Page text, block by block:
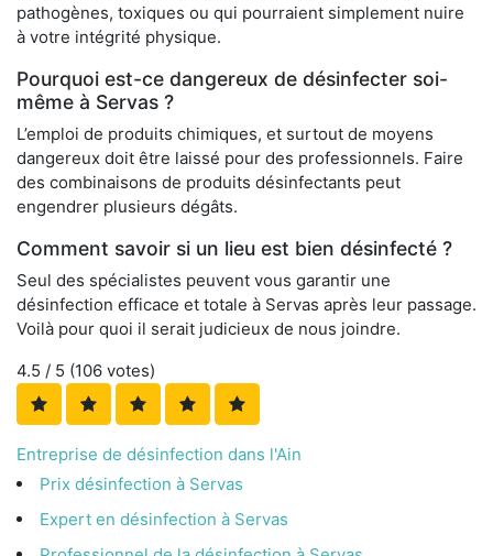
pathogènes, toxiques ou qui pourraient simplement nuire
à votre intégrité physique.
Pourquoi est-ce dangereux de désinfecter soi-
même à Servas ?
L’emploi de produits chimiques, et surtout de moyens
dangereux doit être laissé pour des professionnels. Faire
des combinaisons de produits désinfectants peut
engendrer plusieurs dégâts.
Comment savoir si un lieu est bien désinfecté ?
Seul des spécialistes peuvent vous garantir une
désinfection efficace et totale à Servas après leur passage.
Voilà pour quoi il serait judicieux de nous joindre.
4.5 / 5 (106 votes)
Entreprise de désinfection dans l'Ain
Prix désinfection à Servas
Expert en désinfection à Servas